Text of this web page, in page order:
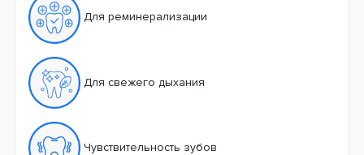
Для реминерализации
Для свежего дыхания
Чувствительность зубов